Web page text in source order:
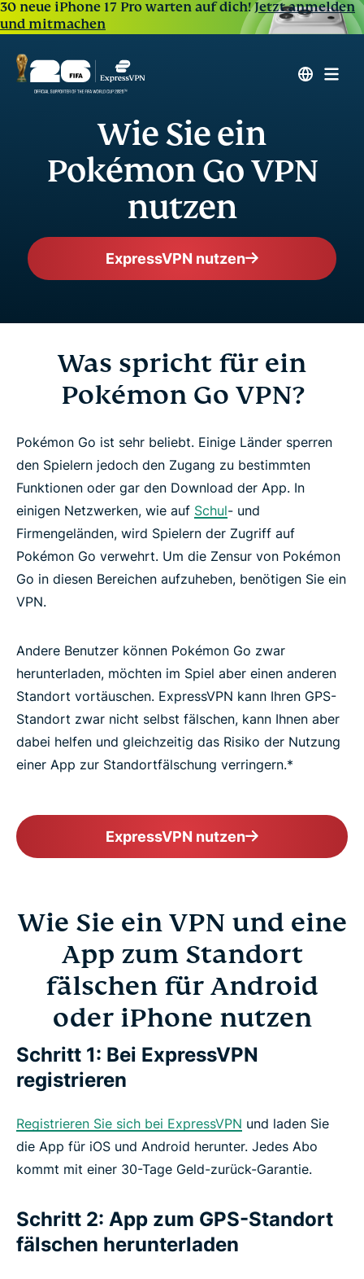
30 neue iPhone 17 Pro warten auf dich!Jetzt anmelden
und mitmachen
Wie Sie ein
Pokémon Go VPN
nutzen
ExpressVPN nutzen
Was spricht für ein
Pokémon Go VPN?
Pokémon Go ist sehr beliebt. Einige Länder sperren
den Spielern jedoch den Zugang zu bestimmten
Funktionen oder gar den Download der App. In
einigen Netzwerken, wie auf Schul- und
Firmengeländen, wird Spielern der Zugriff auf
Pokémon Go verwehrt. Um die Zensur von Pokémon
Go in diesen Bereichen aufzuheben, benötigen Sie ein
VPN.
Andere Benutzer können Pokémon Go zwar
herunterladen, möchten im Spiel aber einen anderen
Standort vortäuschen. ExpressVPN kann Ihren GPS-
Standort zwar nicht selbst fälschen, kann Ihnen aber
dabei helfen und gleichzeitig das Risiko der Nutzung
einer App zur Standortfälschung verringern.*
ExpressVPN nutzen
Wie Sie ein VPN und eine
App zum Standort
fälschen für Android
oder iPhone nutzen
Schritt 1: Bei ExpressVPN
registrieren
Registrieren Sie sich bei ExpressVPN und laden Sie
die App für iOS und Android herunter. Jedes Abo
kommt mit einer 30-Tage Geld-zurück-Garantie.
Schritt 2: App zum GPS-Standort
fälschen herunterladen